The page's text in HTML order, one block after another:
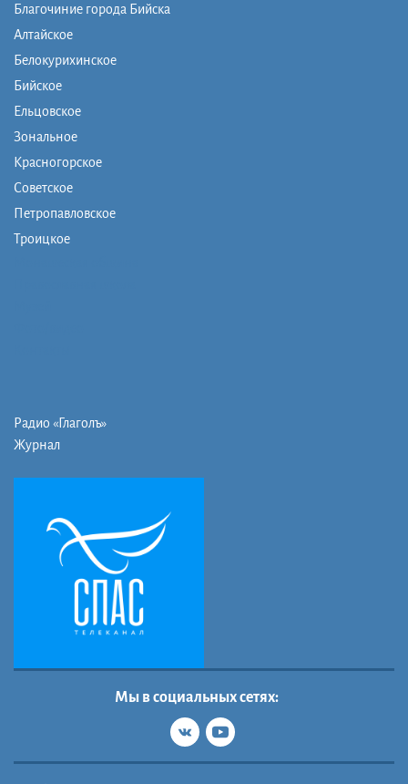
Благочиние города Бийска
Алтайское
Белокурихинское
Бийское
Ельцовское
Зональное
Красногорское
Советское
Петропавловское
Троицкое
Радио «Глаголъ»
Журнал
Мы в социальных сетях: